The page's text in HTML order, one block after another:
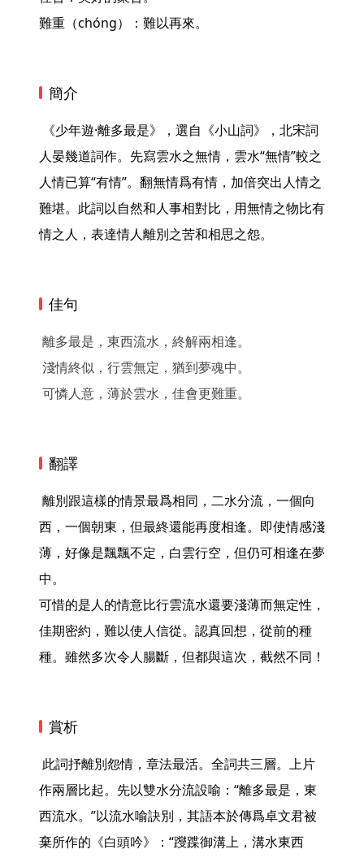
難重（chóng）：難以再來。
簡介
人晏幾道詞作。先寫雲水之無情，雲水“無情”較之
人情已算“有情”。翻無情爲有情，加倍突出人情之
難堪。此詞以自然和人事相對比，用無情之物比有
情之人，表達情人離別之苦和相思之怨。
佳句
離多最是，東西流水，終解兩相逢。
淺情終似，行雲無定，猶到夢魂中。
可憐人意，薄於雲水，佳會更難重。
翻譯
西，一個朝東，但最終還能再度相逢。即使情感淺
薄，好像是飄飄不定，白雲行空，但仍可相逢在夢
中。
可惜的是人的情意比行雲流水還要淺薄而無定性，
佳期密約，難以使人信從。認真回想，從前的種
賞析
作兩層比起。先以雙水分流設喻：“離多最是，東
西流水。”以流水喻訣別，其語本於傳爲卓文君被
棄所作的《白頭吟》：“躞蹀御溝上，溝水東西